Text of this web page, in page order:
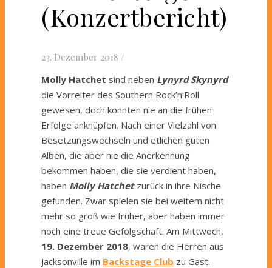
(Konzertbericht)
23. Dezember 2018 /
Molly Hatchet sind neben Lynyrd Skynyrd
die Vorreiter des Southern Rock’n‘Roll
gewesen, doch konnten nie an die frühen
Erfolge anknüpfen. Nach einer Vielzahl von
Besetzungswechseln und etlichen guten
Alben, die aber nie die Anerkennung
bekommen haben, die sie verdient haben,
haben Molly Hatchetzurück in ihre Nische
gefunden. Zwar spielen sie bei weitem nicht
mehr so groß wie früher, aber haben immer
noch eine treue Gefolgschaft. Am Mittwoch,
19. Dezember 2018, waren die Herren aus
Jacksonville im Backstage Club zu Gast.